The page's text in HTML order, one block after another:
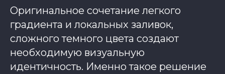
Оригинальное сочетание легкого
градиента и локальных заливок,
сложного темного цвета создают
необходимую визуальную
идентичность. Именно такое решение